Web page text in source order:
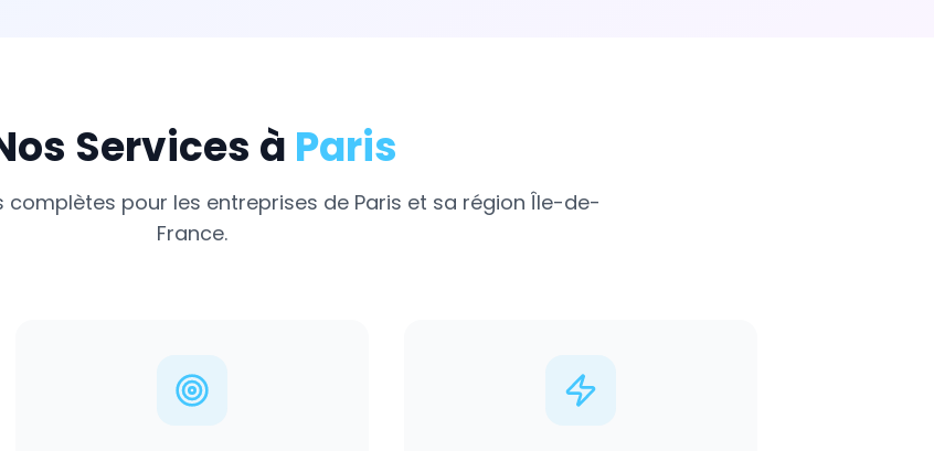
Services à Paris
complètes pour les entreprises de Paris et sa région Île-de-
France.